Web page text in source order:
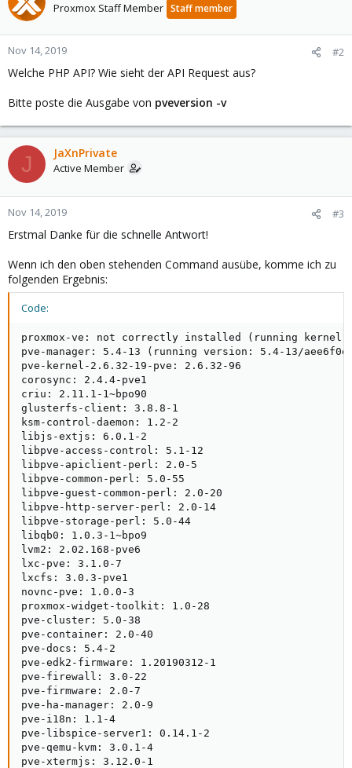
Proxmox Staff Member Staff member
Nov 14, 2019 #2
Welche PHP API? Wie sieht der API Request aus?
Bitte poste die Ausgabe von pveversion -v
J JaXnPrivate
Active Member
Nov 14, 2019 #3
Erstmal Danke für die schnelle Antwort!
Wenn ich den oben stehenden Command ausübe, komme ich zu
folgenden Ergebnis:
Code:
proxmox-ve: not correctly installed (running kernel:
pve-manager: 5.4-13 (running version: 5.4-13/
pve-kernel-2.6.32-19-pve: 2.6.32-96
corosync: 2.4.4-pve1
criu: 2.11.1-1~bpo90
glusterfs-client: 3.8.8-1
ksm-control-daemon: 1.2-2
libjs-extjs: 6.0.1-2
libpve-access-control: 5.1-12
libpve-apiclient-perl: 2.0-5
libpve-common-perl: 5.0-55
libpve-guest-common-perl: 2.0-20
libpve-http-server-perl: 2.0-14
libpve-storage-perl: 5.0-44
libqb0: 1.0.3-1~bpo9
lvm2: 2.02.168-pve6
lxc-pve: 3.1.0-7
lxcfs: 3.0.3-pve1
novnc-pve: 1.0.0-3
proxmox-widget-toolkit: 1.0-28
pve-cluster: 5.0-38
pve-container: 2.0-40
pve-docs: 5.4-2
pve-edk2-firmware: 1.20190312-1
pve-firewall: 3.0-22
pve-firmware: 2.0-7
pve-ha-manager: 2.0-9
pve-i18n: 1.1-4
pve-libspice-server1: 0.14.1-2
pve-qemu-kvm: 3.0.1-4
pve-xtermjs: 3.12.0-1